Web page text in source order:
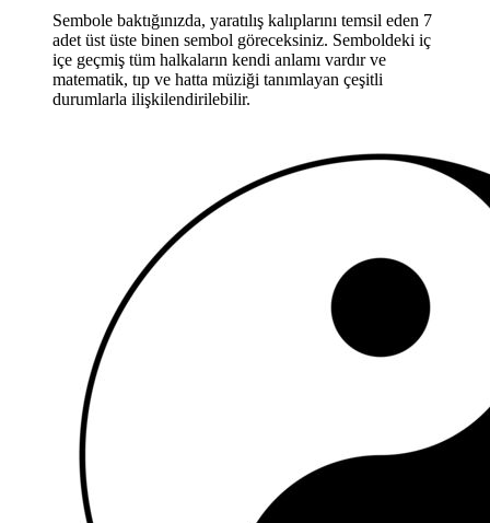
Sembole baktığınızda, yaratılış kalıplarını temsil eden 7
adet üst üste binen sembol göreceksiniz. Semboldeki iç
içe geçmiş tüm halkaların kendi anlamı vardır ve
matematik, tıp ve hatta müziği tanımlayan çeşitli
durumlarla ilişkilendirilebilir.